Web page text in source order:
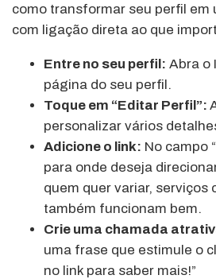
como transformar seu perfil em
com ligação direta ao que
Entre no seu perfil: Abra o
página do seu perfil.
Toque em “Editar Perfil”:
personalizar vários
Adicione o link: No campo
para onde deseja
quem quer variar, serviços
também funcionam bem.
Crie uma chamada
uma frase que estimule o
no link para saber mais!”